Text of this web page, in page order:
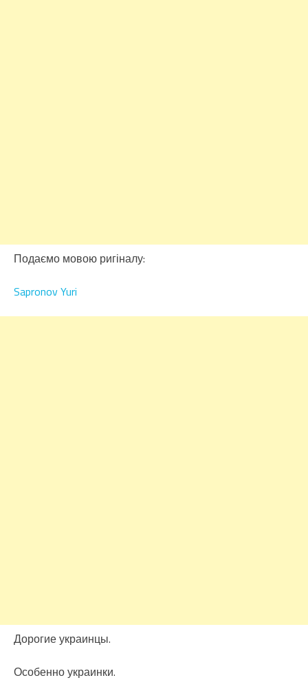
Подаємо мовою ригіналу:
Sapronov Yuri
Дорогие украинцы.
Особенно украинки.